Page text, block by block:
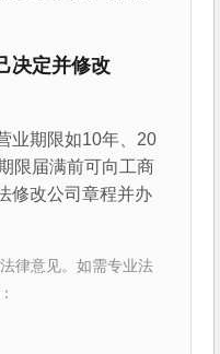
决定并修改
业期限如10年、20
限届满前可向工商
修改公司章程并办
律意见。如需专业法